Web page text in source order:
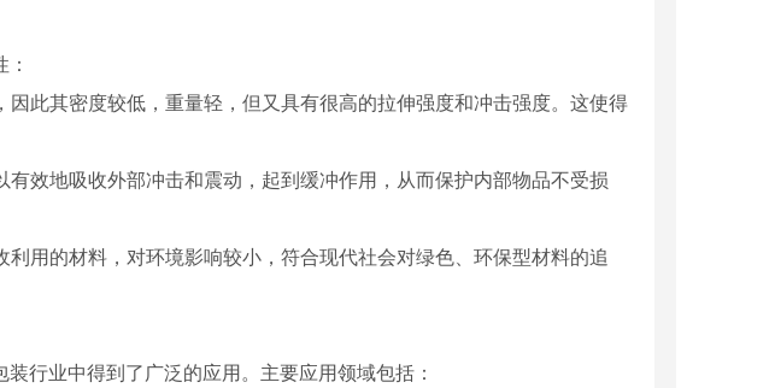
因此其密度较低，重量轻，但又具有很高的拉伸强度和冲击强度。这使得
有效地吸收外部冲击和震动，起到缓冲作用，从而保护内部物品不受损
用的材料，对环境影响较小，符合现代社会对绿色、环保型材料的追
行业中得到了广泛的应用。主要应用领域包括：